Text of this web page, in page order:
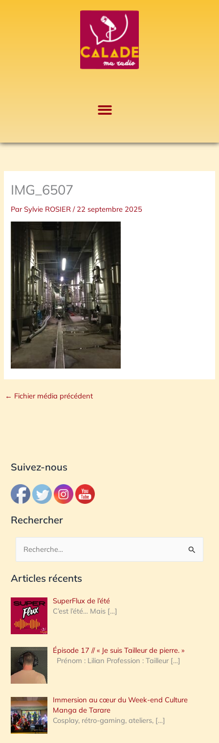
IMG_6507
ParSylvie ROSIER/ 22 septembre 2025
← Fichier média précédent
Suivez-nous
Rechercher
c
e
r
c
h
e
:
Articles récents
SuperFlux de l’été
C’est l’été… Mais […]
Épisode 17 // « Je suis Tailleur de pierre. »
Prénom : Lilian Profession : Tailleur […]
Immersion au cœur du Week-end Culture
Manga de Tarare
Cosplay, rétro-gaming, ateliers, […]